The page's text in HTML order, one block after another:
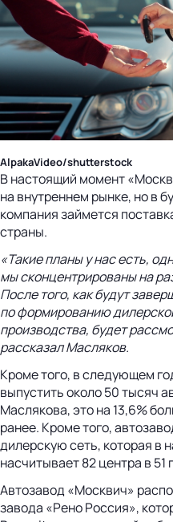
AlpakaVideo/shutterstock
В настоящий момент
на внутреннем рынке, но в
компания займется
страны.
«Такие планы у нас есть,
мы сконцентрированы на
После того, как будут
по формированию
производства, будет
рассказал Масляков.
Кроме того, в следующем
выпустить около 50 тысяч
Маслякова, это на 13,6%
ранее. Кроме того,
дилерскую сеть, которая в
насчитывает 82 центра в 51
Автозавод «Москвич»
завода «Рено Россия»,